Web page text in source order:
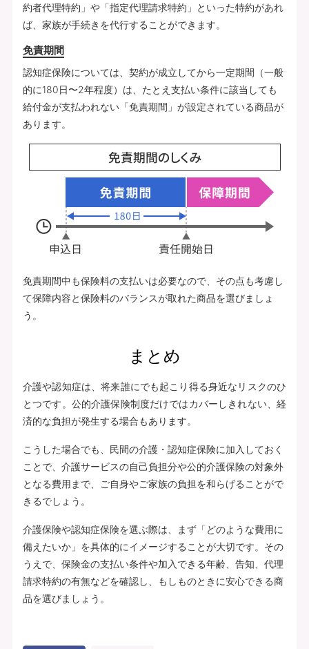
約者代理特約」や「指定代理請求特約」といった特約があれ
ば、家族が手続きを代行することができます。
免責期間
認知症保険については、契約が成立してから一定期間（一般
的に180日〜2年程度）は、たとえ支払い条件に該当しても
給付金が支払われない「免責期間」が設定されている商品が
あります。
免責期間中も保険料の支払いは必要なので、その点も考慮し
て保障内容と保険料のバランスが取れた商品を選びましょ
う。
まとめ
介護や認知症は、将来誰にでも起こり得る身近なリスクのひ
とつです。公的介護保険制度だけではカバーしきれない、経
済的な負担が発生する場合もあります。
こうした場合でも、民間の介護・認知症保険に加入しておく
ことで、介護サービスの自己負担分や公的介護保険の対象外
となる費用まで、ご自身やご家族の負担を和らげることがで
きるでしょう。
介護保険や認知症保険を選ぶ際は、まず「どのような費用に
備えたいか」を具体的にイメージすることが大切です。その
うえで、保険金の支払い条件や加入できる年齢、告知、代理
請求特約の有無などを確認し、もしものときに安心できる商
品を選びましょう。